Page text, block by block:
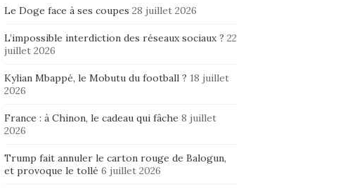
Le Doge face à ses coupes 28 juillet 2026
L’impossible interdiction des réseaux sociaux ? 22
juillet 2026
Kylian Mbappé, le Mobutu du football ? 18 juillet
2026
France : à Chinon, le cadeau qui fâche 8 juillet
2026
Trump fait annuler le carton rouge de Balogun,
et provoque le tollé 6 juillet 2026